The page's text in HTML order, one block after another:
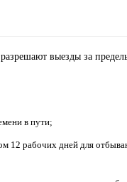
выезды за
в пути;
12 рабочих дней для